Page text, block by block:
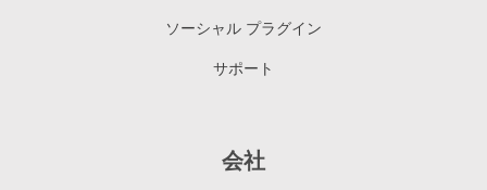
ソーシャル プラグイン
サポート
会社